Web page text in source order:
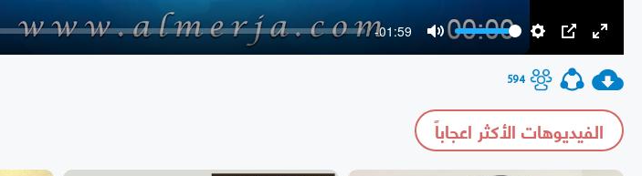
-01:59
594
الفيديوهات الأكثر اعجاباً